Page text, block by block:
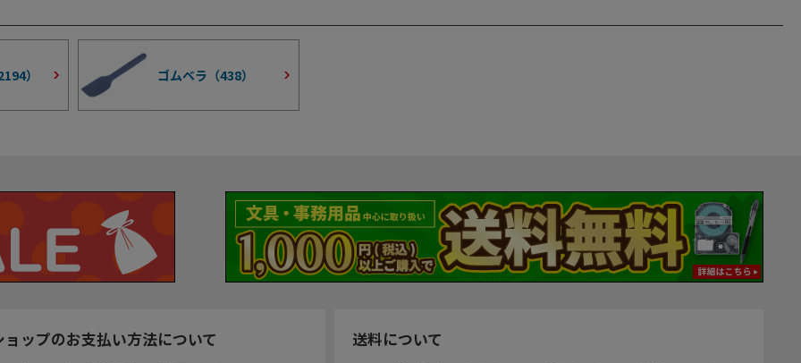
） ゴムベラ（438）
ップのお支払い方法について 送料について